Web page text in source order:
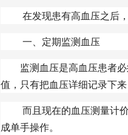
在发现患有高血压之后，
一、定期监测血压
监测血压是高血压患者必
值，只有把血压详细记录下
而且现在的血压测量计价
成单手操作。